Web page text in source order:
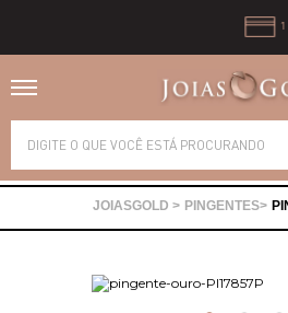
10X SEM
PINGENTES
Alianças
Brincos